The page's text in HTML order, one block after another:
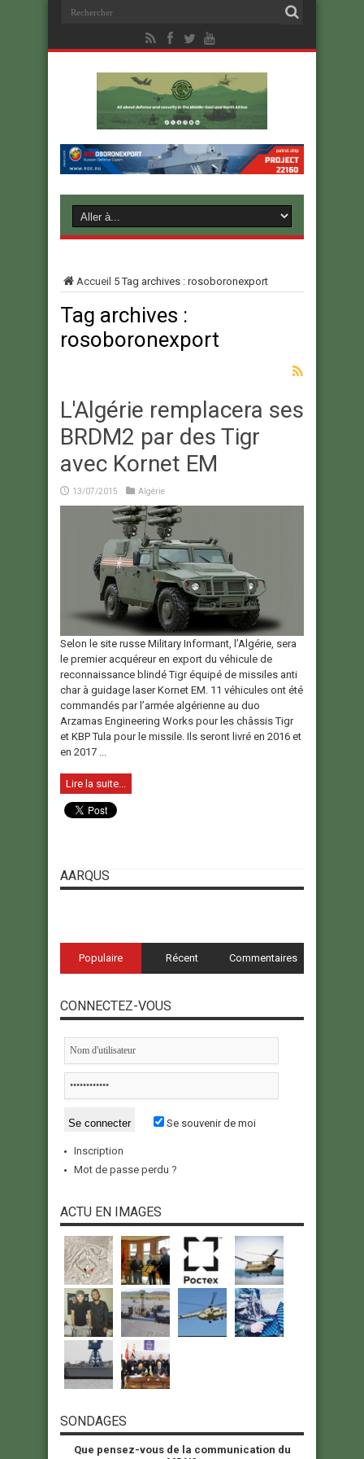
Accueil 5Tag archives : rosoboronexport
Tag archives :
rosoboronexport
L'Algérie remplacera ses
BRDM2 par des Tigr
avec Kornet EM
13/07/2015 Algérie
Selon le site russe Military Informant, l’Algérie, sera
le premier acquéreur en export du véhicule de
reconnaissance blindé Tigr équipé de missiles anti
char à guidage laser Kornet EM. 11 véhicules ont été
commandés par l’armée algérienne au duo
Arzamas Engineering Works pour les châssis Tigr
et KBP Tula pour le missile. Ils seront livré en 2016 et
en 2017 ...
Lire la suite...
AARQUS
Populaire Récent Commentaires
CONNECTEZ-VOUS
Se souvenir de moi
Inscription
Mot de passe perdu ?
ACTU EN IMAGES
SONDAGES
Que pensez-vous de la communication du